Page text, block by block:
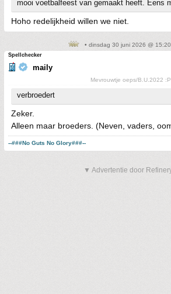
mooi voetbalfeest van gemaakt heeft. Eens
Hoho redelijkheid willen we niet.
• dinsdag 30 juni 2026 @ 15:20
Spellchecker
maily
Mevrouwtje oeps/B.U.2022 :P
verbroedert
Zeker.
Alleen maar broeders. (Neven, vaders,
--###No Guts No Glory###--
▼ Advertentie door